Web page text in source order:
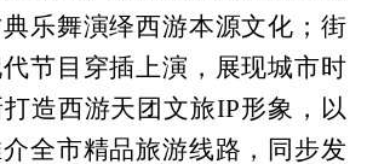
乐舞演绎西游本源文化；街
节目穿插上演，展现城市时
造西游天团文旅IP形象，以
全市精品旅游线路，同步发